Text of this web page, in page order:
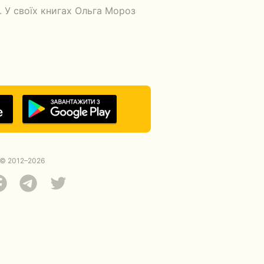
своїх книгах Ольга Мороз
2012–2026